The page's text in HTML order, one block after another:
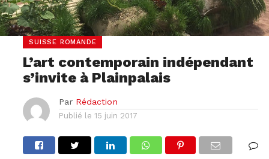
SUISSE ROMANDE
L’art contemporain indépendant
s’invite à Plainpalais
Par Rédaction
Publié le 15 juin 2017